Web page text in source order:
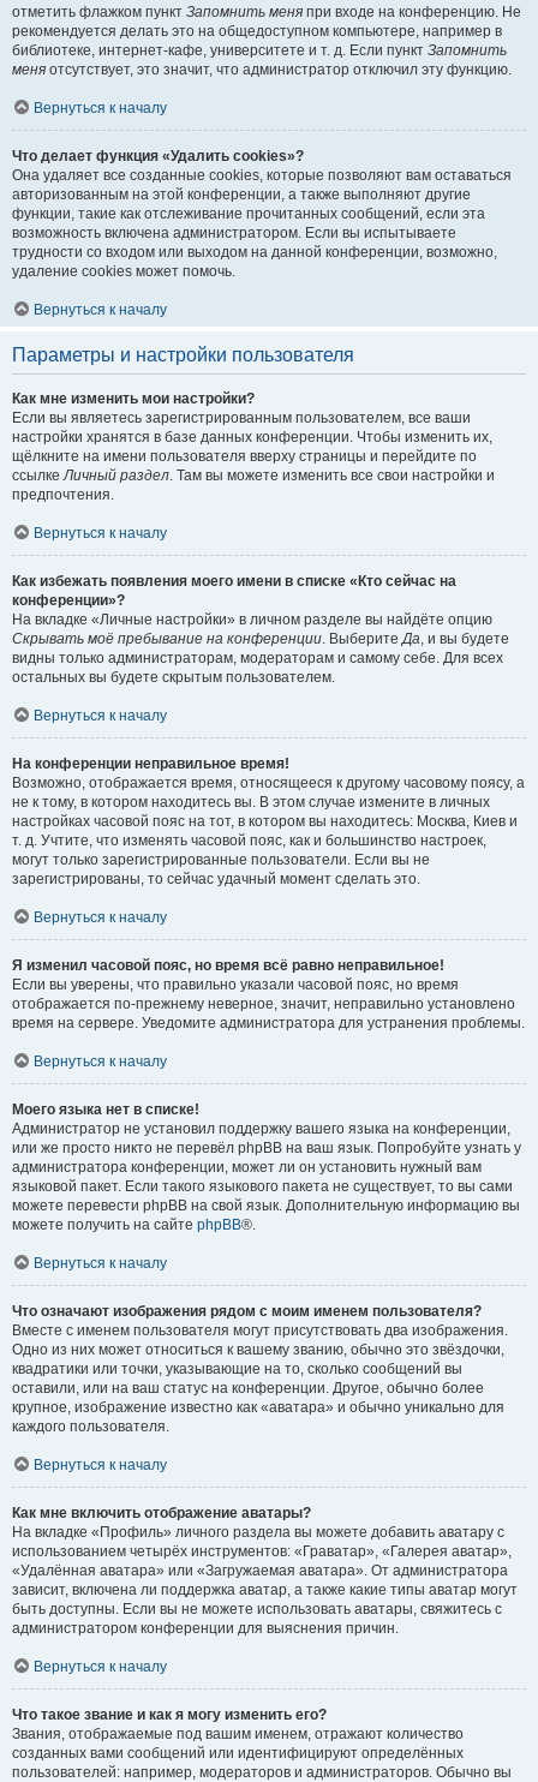
отметить флажком пункт Запомнить меня при входе на конференцию. Не
рекомендуется делать это на общедоступном компьютере, например в
библиотеке, интернет-кафе, университете и т. д. Если пункт Запомнить
меня отсутствует, это значит, что администратор отключил эту функцию.
Вернуться к началу
Что делает функция «Удалить cookies»?
Она удаляет все созданные cookies, которые позволяют вам оставаться
авторизованным на этой конференции, а также выполняют другие
функции, такие как отслеживание прочитанных сообщений, если эта
возможность включена администратором. Если вы испытываете
трудности со входом или выходом на данной конференции, возможно,
удаление cookies может помочь.
Вернуться к началу
Параметры и настройки пользователя
Как мне изменить мои настройки?
Если вы являетесь зарегистрированным пользователем, все ваши
настройки хранятся в базе данных конференции. Чтобы изменить их,
щёлкните на имени пользователя вверху страницы и перейдите по
ссылкеЛичный раздел. Там вы можете изменить все свои настройки и
предпочтения.
Вернуться к началу
Как избежать появления моего имени в списке «Кто сейчас на
конференции»?
На вкладке «Личные настройки» в личном разделе вы найдёте опцию
Скрывать моё пребывание на конференции. ВыберитеДа, и вы будете
видны только администраторам, модераторам и самому себе. Для всех
остальных вы будете скрытым пользователем.
Вернуться к началу
На конференции неправильное время!
Возможно, отображается время, относящееся к другому часовому поясу, а
не к тому, в котором находитесь вы. В этом случае измените в личных
настройках часовой пояс на тот, в котором вы находитесь: Москва, Киев и
т. д. Учтите, что изменять часовой пояс, как и большинство настроек,
могут только зарегистрированные пользователи. Если вы не
зарегистрированы, то сейчас удачный момент сделать это.
Вернуться к началу
Я изменил часовой пояс, но время всё равно неправильное!
Если вы уверены, что правильно указали часовой пояс, но время
отображается по-прежнему неверное, значит, неправильно установлено
время на сервере. Уведомите администратора для устранения проблемы.
Вернуться к началу
Моего языка нет в списке!
Администратор не установил поддержку вашего языка на конференции,
или же просто никто не перевёл phpBB на ваш язык. Попробуйте узнать у
администратора конференции, может ли он установить нужный вам
языковой пакет. Если такого языкового пакета не существует, то вы сами
можете перевести phpBB на свой язык. Дополнительную информацию вы
можете получить на сайте phpBB®.
Вернуться к началу
Что означают изображения рядом с моим именем пользователя?
Вместе с именем пользователя могут присутствовать два изображения.
Одно из них может относиться к вашему званию, обычно это звёздочки,
квадратики или точки, указывающие на то, сколько сообщений вы
оставили, или на ваш статус на конференции. Другое, обычно более
крупное, изображение известно как «аватара» и обычно уникально для
каждого пользователя.
Вернуться к началу
Как мне включить отображение аватары?
На вкладке «Профиль» личного раздела вы можете добавить аватару с
использованием четырёх инструментов: «Граватар», «Галерея аватар»,
«Удалённая аватара» или «Загружаемая аватара». От администратора
зависит, включена ли поддержка аватар, а также какие типы аватар могут
быть доступны. Если вы не можете использовать аватары, свяжитесь с
администратором конференции для выяснения причин.
Вернуться к началу
Что такое звание и как я могу изменить его?
Звания, отображаемые под вашим именем, отражают количество
созданных вами сообщений или идентифицируют определённых
пользователей: например, модераторов и администраторов. Обычно вы